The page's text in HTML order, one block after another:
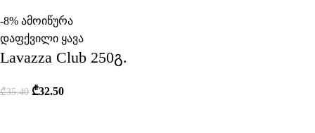
-8% ამოიწურა
დაფქვილი ყავა
Lavazza Club 250გ.
₾35.40 ₾32.50